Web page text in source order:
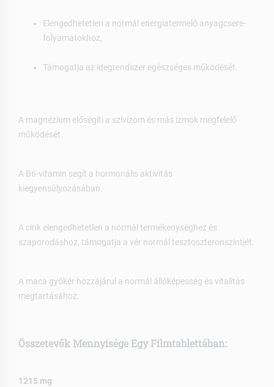
Elengedhetetlen a normál energiatermelő anyagcsere-
folyamatokhoz,
Támogatja az idegrendszer egészséges működését.
A magnézium elősegíti a szívizom és más izmok megfelelő
működését.
A B6-vitamin segít a hormonális aktivitás
kiegyensúlyozásában.
A cink elengedhetetlen a normál termékenységhez és
szaporodáshoz, támogatja a vér normál tesztoszteronszintjét.
A maca gyökér hozzájárul a normál állóképesség és vitalitás
megtartásához.
Összetevők Mennyisége Egy Filmtablettában:
1215 mg